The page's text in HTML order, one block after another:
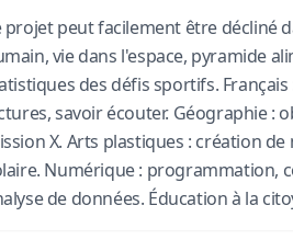
projet peut facilement être décliné
vie dans l'espace, pyramide
des défis sportifs.
savoir écouter. Géographie :
X. Arts plastiques : création
Numérique : programmation,
de données. Éducation à la